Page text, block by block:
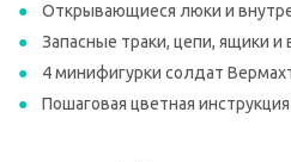
Открывающиеся люки и
Запасные траки, цепи, ящики
4 минифигурки солдат
Пошаговая цветная